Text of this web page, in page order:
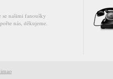
se našimi fanoušky
nás, děkujeme.